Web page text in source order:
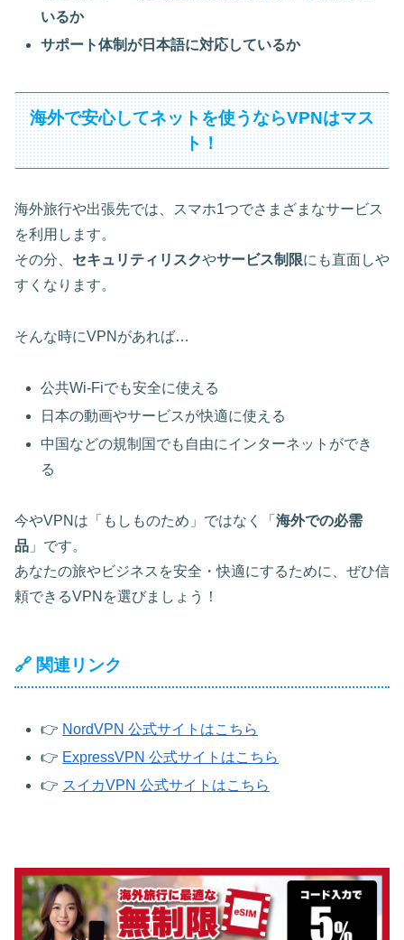
いるか
サポート体制が日本語に対応しているか
海外で安心してネットを使うならVPNはマス
ト！
海外旅行や出張先では、スマホ1つでさまざまなサービス
を利用します。
その分、 セキュリティリスクやサービス制限にも直面しや
すくなります。
そんな時にVPNがあれば…
公共Wi-Fiでも安全に使える
日本の動画やサービスが快適に使える
中国などの規制国でも自由にインターネットができ
る
今やVPNは「もしものため」ではなく「 海外での必需
品 」です。
あなたの旅やビジネスを安全・快適にするために、ぜひ信
頼できるVPNを選びましょう！
🔗 関連リンク
👉 NordVPN 公式サイトはこちら
👉 ExpressVPN 公式サイトはこちら
👉 スイカVPN 公式サイトはこちら